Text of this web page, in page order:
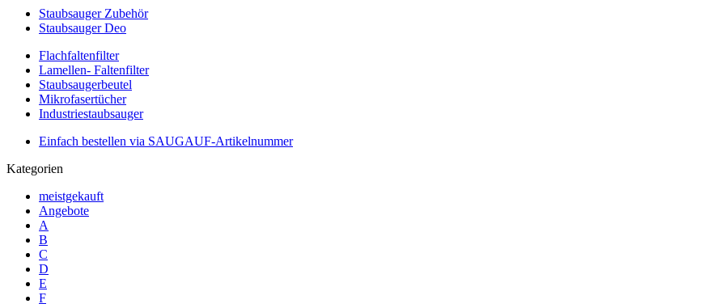
Staubsauger Zubehör
Staubsauger Deo
Flachfaltenfilter
Lamellen- Faltenfilter
Staubsaugerbeutel
Mikrofasertücher
Industriestaubsauger
Einfach bestellen via SAUGAUF-Artikelnummer
Kategorien
meistgekauft
Angebote
A
B
C
D
E
F